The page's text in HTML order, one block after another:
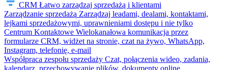
CRM Łatwo zarządzaj sprzedażą i klientami
Zarządzanie sprzedażą Zarządzaj leadami, dealami, kontaktami,
lejkami sprzedażowymi, uprawnieniami dostępu i nie tylko
Centrum Kontaktowe Wielokanałowa komunikacja przez
formularze CRM, widżet na stronie, czat na żywo, WhatsApp,
Instagram, telefonię, e-mail
Współpraca zespołu sprzedaży Czat, połączenia wideo, zadania,
kalendarz, przechowywanie plików, dokumenty online